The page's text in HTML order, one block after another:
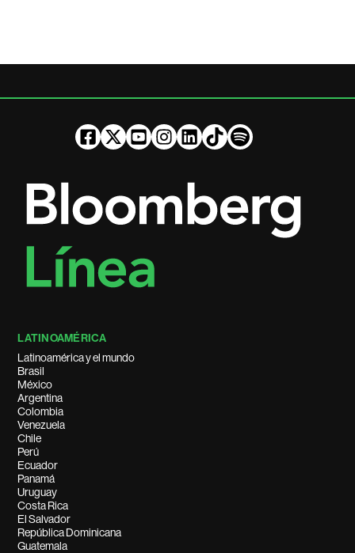
LATINOAMÉRICA
Latinoamérica y el mundo
Brasil
México
Argentina
Colombia
Venezuela
Chile
Perú
Ecuador
Panamá
Uruguay
Costa Rica
El Salvador
República Dominicana
Guatemala